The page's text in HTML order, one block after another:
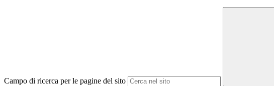
Campo di ricerca per le pagine del sito